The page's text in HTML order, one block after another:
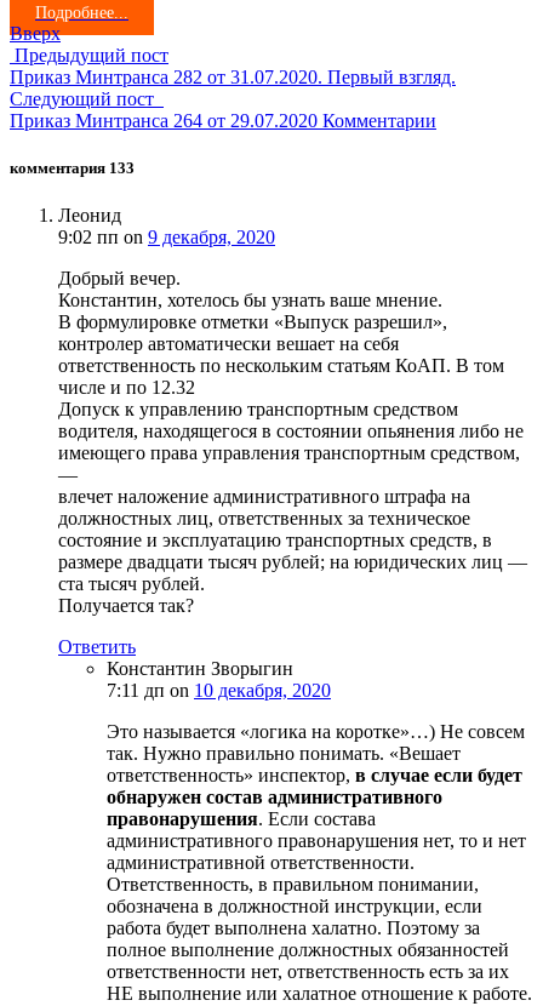
Подробнее...
Вверх
Предыдущий пост
Приказ Минтранса 282 от 31.07.2020. Первый взгляд.
Следующий пост
Приказ Минтранса 264 от 29.07.2020 Комментарии
комментария 133
Леонид
9:02 пп on 9 декабря, 2020
Добрый вечер.
Константин, хотелось бы узнать ваше мнение.
В формулировке отметки «Выпуск разрешил»,
контролер автоматически вешает на себя
ответственность по нескольким статьям КоАП. В том
числе и по 12.32
Допуск к управлению транспортным средством
водителя, находящегося в состоянии опьянения либо не
имеющего права управления транспортным средством,
—
влечет наложение административного штрафа на
должностных лиц, ответственных за техническое
состояние и эксплуатацию транспортных средств, в
размере двадцати тысяч рублей; на юридических лиц —
ста тысяч рублей.
Получается так?
Ответить
Константин Зворыгин
7:11 дп on 10 декабря, 2020
Это называется «логика на коротке»…) Не совсем
так. Нужно правильно понимать. «Вешает
ответственность» инспектор, в случае если будет
обнаружен состав административного
правонарушения. Если состава
административного правонарушения нет, то и нет
административной ответственности.
Ответственность, в правильном понимании,
обозначена в должностной инструкции, если
работа будет выполнена халатно. Поэтому за
полное выполнение должностных обязанностей
ответственности нет, ответственность есть за их
НЕ выполнение или халатное отношение к работе.